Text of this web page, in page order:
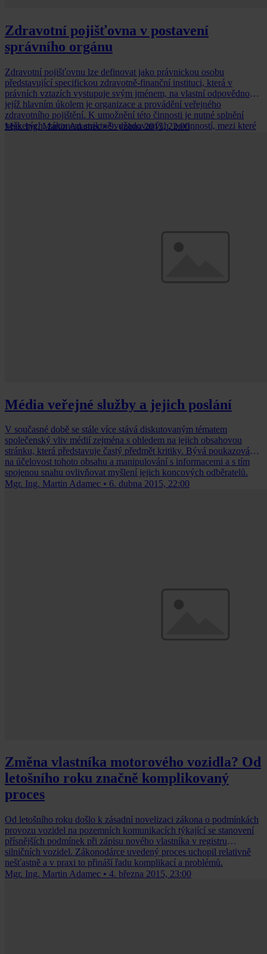
Zdravotní pojišťovna v postavení
správního orgánu
Zdravotní pojišťovnu lze definovat jako právnickou osobu
představující specifickou zdravotně-finanční instituci, která v
právních vztazích vystupuje svým jménem, na vlastní odpovědnost a
jejíž hlavním úkolem je organizace a provádění veřejného
zdravotního pojištění. K umožnění této činnosti je nutné splnění
veškerých, zákonem striktně vyžadovaných, povinností, mezi které
Mgr. Ing. Martin Adamec • 9. dubna 2015, 22:00
Média veřejné služby a jejich poslání
V současné době se stále více stává diskutovaným tématem
společenský vliv médií zejména s ohledem na jejich obsahovou
stránku, která představuje častý předmět kritiky. Bývá poukazováno
na účelovost tohoto obsahu a manipulování s informacemi a s tím
spojenou snahu ovlivňovat myšlení jejich koncových odběratelů.
Mgr. Ing. Martin Adamec • 6. dubna 2015, 22:00
Změna vlastníka motorového vozidla? Od
letošního roku značně komplikovaný
proces
Od letošního roku došlo k zásadní novelizaci zákona o podmínkách
provozu vozidel na pozemních komunikacích týkající se stanovení
přísnějších podmínek při zápisu nového vlastníka v registru
silničních vozidel. Zákonodárce uvedený proces uchopil relativně
nešťastně a v praxi to přináší řadu komplikací a problémů.
Mgr. Ing. Martin Adamec • 4. března 2015, 23:00